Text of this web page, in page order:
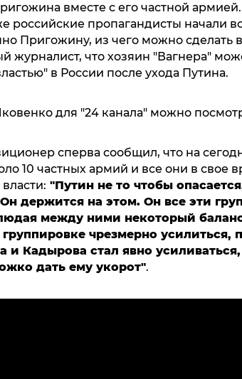
вместе с его частной
российские пропагандисты начали
Пригожину, из чего можно сделать
журналист, что хозяин "Вагнера"
в России после ухода Путина.
для "24 канала" можно
сперва сообщил, что на
10 частных армий и все они в свое
"Путин не то чтобы
держится на этом. Он все эти
между ними некоторый
чрезмерно усилиться,
и Кадырова стал явно
дать ему укорот".